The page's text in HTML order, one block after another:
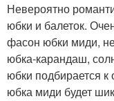
Невероятно
юбки и балеток.
фасон юбки миди,
юбка-карандаш,
юбки подбирается к
юбка миди будет